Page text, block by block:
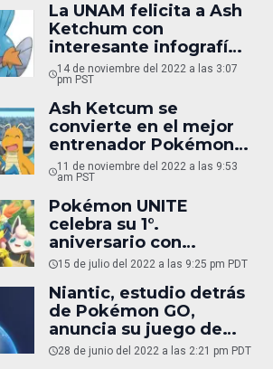
La UNAM felicita a Ash
Ketchum con
interesante infografía
de Pokémon
14 de noviembre del 2022 a las 3:07
pm PST
Ash Ketcum se
convierte en el mejor
entrenador Pokémon
del mundo
11 de noviembre del 2022 a las 9:53
am PST
Pokémon UNITE
celebra su 1°.
aniversario con
eventos y
15 de julio del 2022 a las 9:25 pm PDT
Niantic, estudio detrás
de Pokémon GO,
anuncia su juego de
básquetbol: NBA All-
28 de junio del 2022 a las 2:21 pm PDT